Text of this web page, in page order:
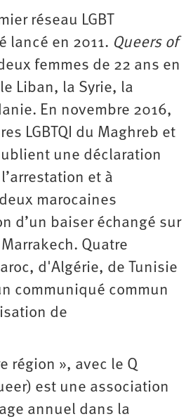
réseau LGBT
lancé en 2011. Queers of
femmes de 22 ans en
Liban, la Syrie, la
En novembre 2016,
LGBTQI du Maghreb et
une déclaration
et à
marocaines
d’un baiser échangé sur
Quatre
d'Algérie, de Tunisie
communiqué commun
de
région », avec le Q
est une association
annuel dans la